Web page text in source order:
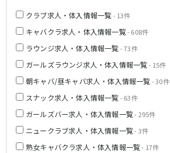
クラブ求人・体入情報一覧- 13件
キャバクラ求人・体入情報一覧- 608件
ラウンジ求人・体入情報一覧- 73件
ガールズラウンジ求人・体入情報一覧- 15件
朝キャバ/昼キャバ求人・体入情報一覧- 30件
スナック求人・体入情報一覧- 63件
ガールズバー求人・体入情報一覧- 295件
ニュークラブ求人・体入情報一覧- 3件
熟女キャバクラ求人・体入情報一覧- 17件
日本大通り駅
新高島駅
みなとみらい駅
京王相模原線
橋本駅
調布駅
多摩モノレール
立川北駅